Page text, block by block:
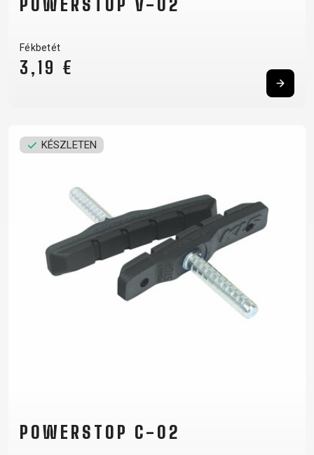
POWERSTOP V-02
Fékbetét
3,19 €
KÉSZLETEN
POWERSTOP C-02